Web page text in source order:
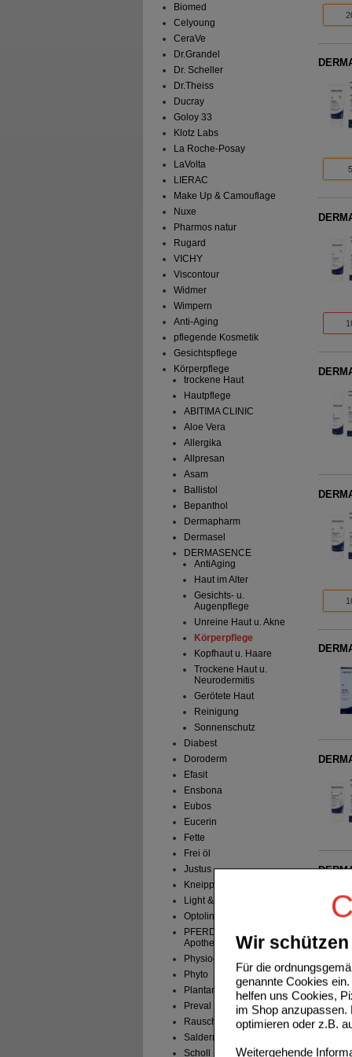
Wir
Für die
genannte Cookies
helfen uns Cookies,
im Shop anzupassen.
optimieren oder z.B.
Weitergehende
Biomed
Celyoung
CeraVe
Dr.Grandel
Dr. Scheller
Dr.Theiss
Ducray
Goloy 33
Klotz Labs
La Roche-Posay
LaVolta
LIERAC
Make Up & Camouflage
Nuxe
Pharmos natur
Rugard
VICHY
Viscontour
Widmer
Wimpern
Anti-Aging
pflegende Kosmetik
Gesichtspflege
Körperpflege
trockene Haut
Hautpflege
ABITIMA CLINIC
Aloe Vera
Allergika
Allpresan
Asam
Ballistol
Bepanthol
Dermapharm
Dermasel
DERMASENCE
AntiAging
Haut im Alter
Gesichts- u.
Augenpflege
Unreine Haut u. Akne
Körperpflege
Kopfhaut u. Haare
Trockene Haut u.
Neurodermitis
Gerötete Haut
Reinigung
Sonnenschutz
Diabest
Doroderm
Efasit
Ensbona
Eubos
Eucerin
Fette
Frei öl
Justus
Kneipp
Light & Ease
Optolind
PFERDEMEDICSALBE
Apothekers Original
Physiogel
Phyto
Plantana
Preval
Rausch
Salderman
Scholl